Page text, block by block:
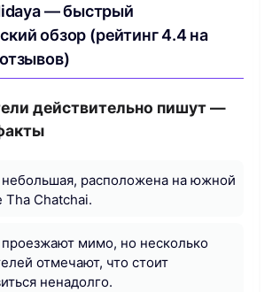
— быстрый
обзор (рейтинг 4.4 на
действительно пишут —
расположена на южной
Tha Chatchai.
мимо, но несколько
отмечают, что стоит
ненадолго.